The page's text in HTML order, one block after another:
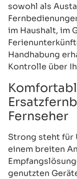
sowohl als
im Haushalt, im
Handhabung
Kontrolle über
Fernseher
Strong steht für
einem breiten
genutzten